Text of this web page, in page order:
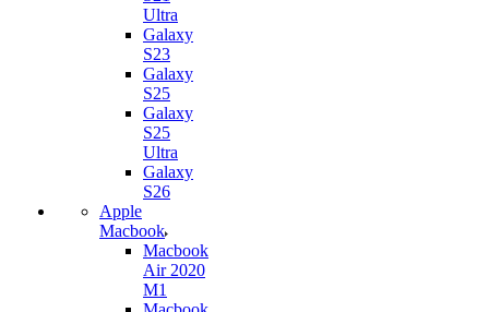
Ultra
Galaxy
S23
Galaxy
S25
Galaxy
S25
Ultra
Galaxy
S26
Apple
Macbook
Macbook
Air 2020
M1